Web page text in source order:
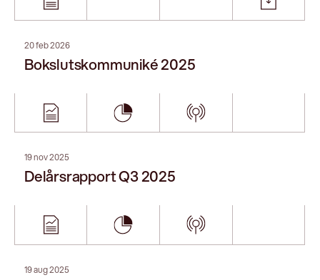
18 aug 2025
Avyttring av affärsenheten Public
29 apr 2025
Delårsrapport Q1